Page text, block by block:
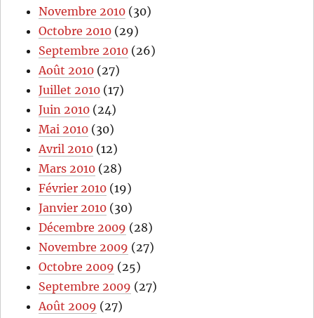
Novembre 2010 (30)
Octobre 2010 (29)
Septembre 2010 (26)
Août 2010 (27)
Juillet 2010 (17)
Juin 2010 (24)
Mai 2010 (30)
Avril 2010 (12)
Mars 2010 (28)
Février 2010 (19)
Janvier 2010 (30)
Décembre 2009 (28)
Novembre 2009 (27)
Octobre 2009 (25)
Septembre 2009 (27)
Août 2009 (27)